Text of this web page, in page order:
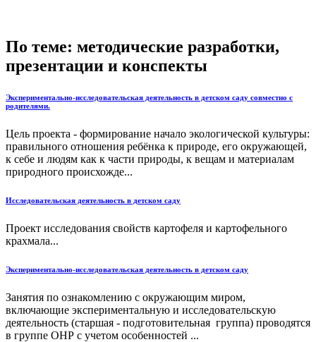
По теме: методические разработки,
презентации и конспекты
Экспериментально-исследовательская деятельность в детском саду совместно с
родителями.
Цель проекта - формирование начало экологической культуры:
правильного отношения ребёнка к природе, его окружающей,
к себе и людям как к части природы, к вещам и материалам
природного происхожде...
Исследовательская деятельность в детском саду
Проект исследования свойств картофеля и картофельного
крахмала...
Экспериментально-исследовательская деятельность в детском саду
Занятия по ознакомлению с окружающим миром,
включающие экспериментальную и исследовательскую
деятельность (старшая - подготовительная группа) проводятся
в группе ОНР с учетом особенностей ...